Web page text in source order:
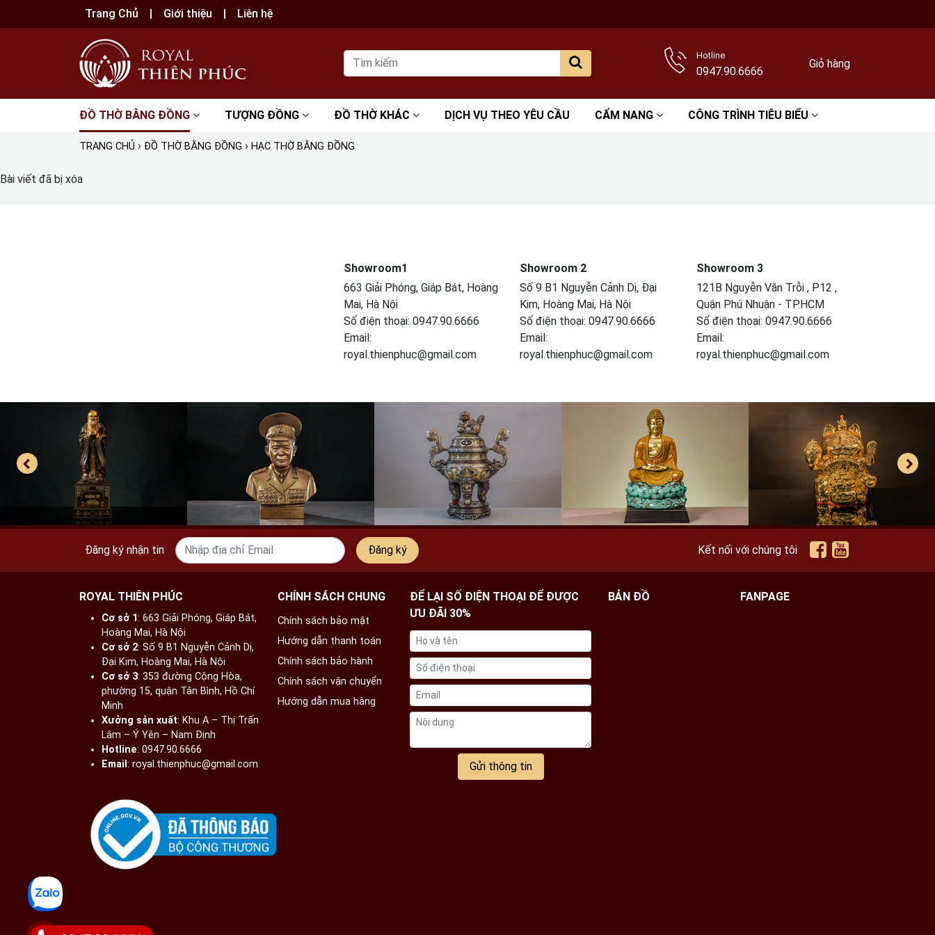
Trang Chủ Giới thiệu Liên hệ
Hotline
0947.90.6666
Giỏ hàng
ĐỒ THỜ BẰNG ĐỒNG TƯỢNG ĐỒNG ĐỒ THỜ KHÁC DỊCH VỤ THEO YÊU CẦU CẨM NANG CÔNG TRÌNH TIÊU BIỂU
TRANG CHỦ › ĐỒ THỜ BẰNG ĐỒNG › HẠC THỜ BẰNG ĐỒNG
Bài viết đã bị xóa
Showroom1
663 Giải Phóng, Giáp Bát, Hoàng
Mai, Hà Nội
Số điện thoại: 0947.90.6666
Email:
royal.thienphuc@gmail.com
Showroom 2
Số 9 B1 Nguyễn Cảnh Dị, Đại
Kim, Hoàng Mai, Hà Nội
Số điện thoại: 0947.90.6666
Email:
royal.thienphuc@gmail.com
Showroom 3
121B Nguyễn Văn Trỗi , P12 ,
Quận Phú Nhuận - TP.HCM​
Số điện thoại: 0947.90.6666
Email:
royal.thienphuc@gmail.com
Đăng ký nhận tin Đăng ký Kết nối với chúng tôi
ROYAL THIÊN PHÚC
Cơ sở 1: 663 Giải Phóng, Giáp Bát,
Hoàng Mai, Hà Nội​
Cơ sở 2: Số 9 B1 Nguyễn Cảnh Dị,
Đại Kim, Hoàng Mai, Hà Nội​
Cơ sở 3: 353 đường Cộng Hòa,
phường 15, quận Tân Bình, Hồ Chí
Minh
Xưởng sản xuất: Khu A – Thị Trấn
Lâm – Ý Yên – Nam Định​
Hotline: 0947.90.6666
Email : royal.thienphuc@gmail.com
CHÍNH SÁCH CHUNG
Chính sách bảo mật
Hướng dẫn thanh toán
Chính sách bảo hành
Chính sách vận chuyển
Hướng dẫn mua hàng
ĐỂ LẠI SỐ ĐIỆN THOẠI ĐỂ ĐƯỢC
ƯU ĐÃI 30%
Gửi thông tin
BẢN ĐỒ FANPAGE